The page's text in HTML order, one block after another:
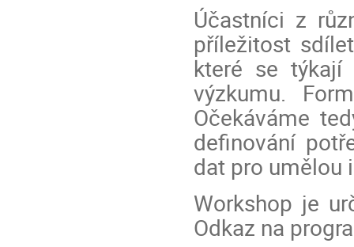
Účastníci z
příležitost
které se
výzkumu.
Očekáváme
definování
dat pro umělou
Workshop je
Odkaz na